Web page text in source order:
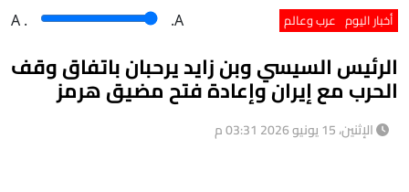
أخبار اليوم عرب وعالم A . .A
الرئيس السيسي وبن زايد يرحبان باتفاق وقف
الحرب مع إيران وإعادة فتح مضيق هرمز
الإثنين، 15 يونيو 2026 03:31 م